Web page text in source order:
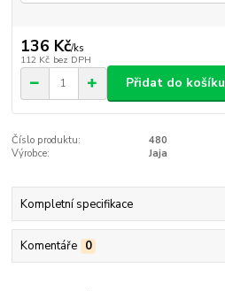
136 Kč/ks
112 Kč bez DPH
Přidat do košíku
Číslo produktu:
480
Výrobce:
Jaja
Kompletní specifikace
Komentáře 0